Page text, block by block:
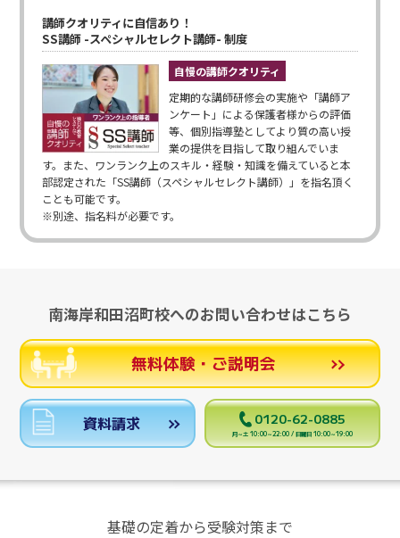
講師クオリティに自信あり！
SS講師 -スペシャルセレクト講師- 制度
自慢の講師クオリティ
定期的な講師研修会の実施や「講師ア
ンケート」による保護者様からの評価
等、個別指導塾としてより質の高い授
業の提供を目指して取り組んでいま
す。また、ワンランク上のスキル・経験・知識を備えていると本
部認定された「SS講師（スペシャルセレクト講師）」を指名頂く
ことも可能です。
※別途、指名料が必要です。
南海岸和田沼町校へのお問い合わせはこちら
無料体験・ご説明会
資料請求 0120-62-0885
月～土 10:00～22:00 / 日曜日 10:00～19:00
基礎の定着から受験対策まで